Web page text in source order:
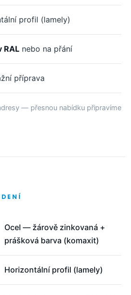
profil (lamely)
RAL nebo na přání
příprava
— přesnou nabídku připravíme
Ocel — žárově zinkovaná +
prášková barva (komaxit)
Horizontální profil (lamely)